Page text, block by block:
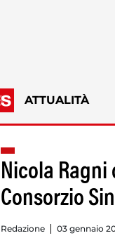
ATTUALITÀ
Nicola
Consorzio
Redazione 03 gennaio